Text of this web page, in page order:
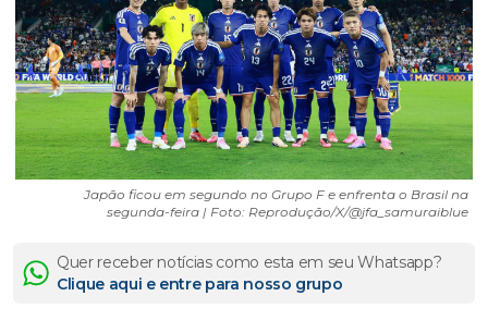
Japão ficou em segundo no Grupo F e enfrenta o Brasil na
segunda-feira | Foto: Reprodução/X/@jfa_samuraiblue
Quer receber notícias como esta em seu Whatsapp?
Clique aqui e entre para nosso grupo